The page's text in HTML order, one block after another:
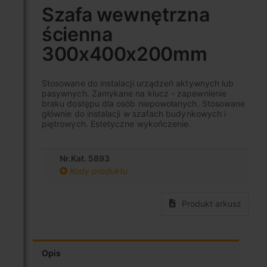
Szafa wewnętrzna
ścienna
300x400x200mm
Stosowane do instalacji urządzeń aktywnych lub
pasywnych. Zamykane na klucz - zapewnienie
braku dostępu dla osób niepowołanych. Stosowane
głównie do instalacji w szafach budynkowych i
piętrowych. Estetyczne wykończenie.
Nr.Kat. 5893
Kody produktu
Produkt arkusz
początek
galerii
Opis